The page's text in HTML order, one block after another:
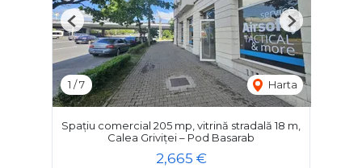
1 /7 Harta
Previous Next
Spațiu comercial 205 mp, vitrină stradală 18 m,
Calea Griviței – Pod Basarab
2,665 €